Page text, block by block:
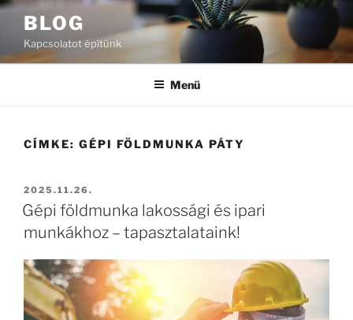
Tartalomhoz
BLOG
Kapcsolatot építünk
Menü
CÍMKE: GÉPI FÖLDMUNKA PÁTY
BEKÜLDVE:
2025.11.26.
Gépi földmunka lakossági és ipari
munkákhoz – tapasztalataink!